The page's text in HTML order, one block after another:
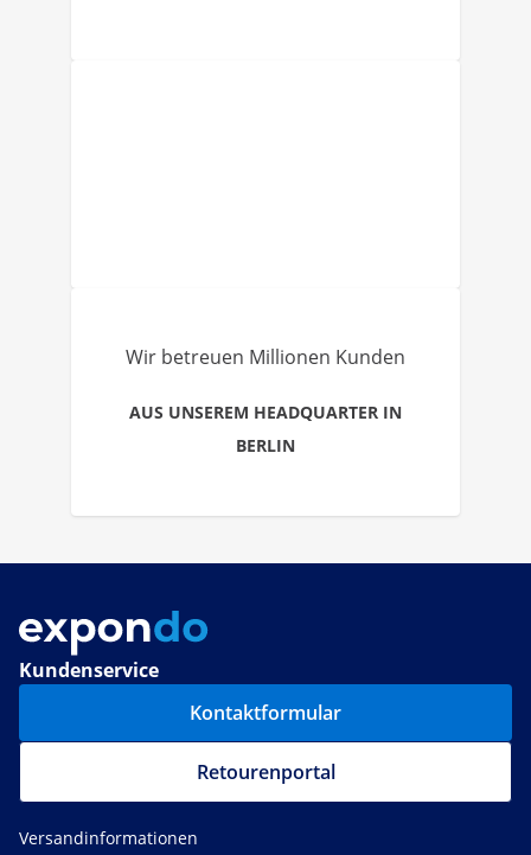
Wir betreuen Millionen Kunden
AUS UNSEREM HEADQUARTER IN
BERLIN
Kundenservice
Kontaktformular
Retourenportal
Versandinformationen